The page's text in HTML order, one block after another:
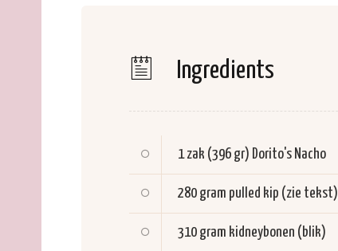
Ingredients
1 zak (396 gr) Dorito's Nacho
280 gram pulled kip (zie tekst)
310 gram kidneybonen (blik)